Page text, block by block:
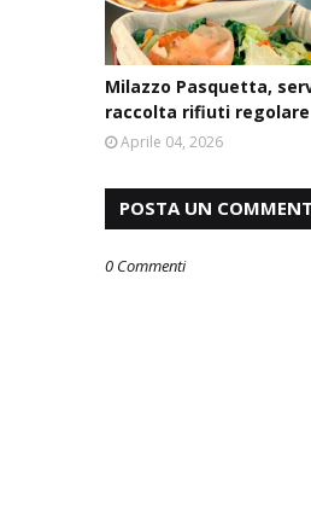
Milazzo Pasquetta,
raccolta rifiuti regolare
Aprile 04, 2026
POSTA UN
0 Commenti